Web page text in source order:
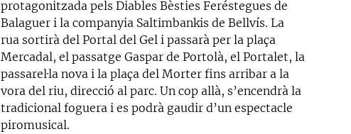
protagonitzada pels Diables Bèsties Feréstegues de
Balaguer i la companyia Saltimbankis de Bellvís. La
rua sortirà del Portal del Gel i passarà per la plaça
Mercadal, el passatge Gaspar de Portolà, el Portalet, la
passarel·la nova i la plaça del Morter fins arribar a la
vora del riu, direcció al parc. Un cop allà, s’encendrà la
tradicional foguera i es podrà gaudir d’un espectacle
piromusical.